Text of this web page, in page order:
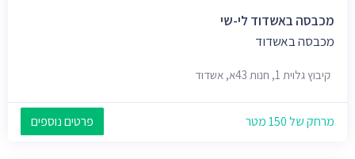
מכבסה באשדוד לי-שי
מכבסה באשדוד
קיבוץ גלוית 1, חנות 43א, אשדוד
מרחק של 150 מטר פרטים נוספים